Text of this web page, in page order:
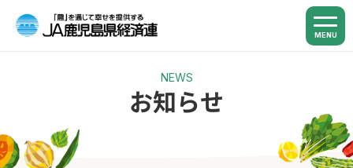
MENU
NEWS
お知らせ